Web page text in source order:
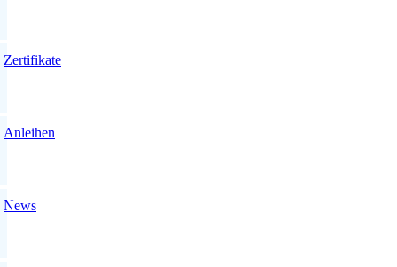
Zertifikate
Anleihen
News